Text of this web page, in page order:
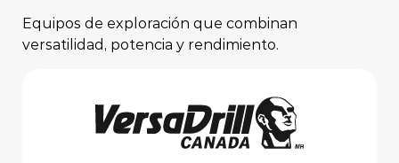
Equipos de exploración que combinan
versatilidad, potencia y rendimiento.